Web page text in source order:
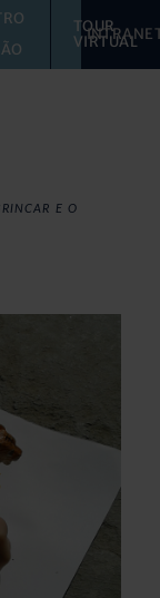
TOUR
VIRTUAL
E O